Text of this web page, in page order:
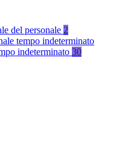
del personale 2
tempo indeterminato
indeterminato 30